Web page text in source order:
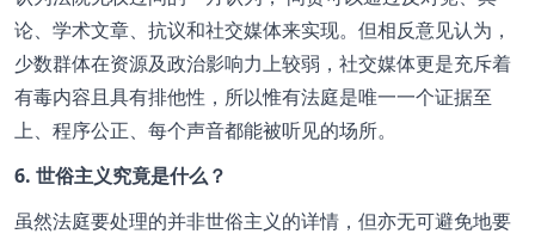
论、学术文章、抗议和社交媒体来实现。但相反意见认为，
少数群体在资源及政治影响力上较弱，社交媒体更是充斥着
有毒内容且具有排他性，所以惟有法庭是唯一一个证据至
上、程序公正、每个声音都能被听见的场所。
6. 世俗主义究竟是什么？
虽然法庭要处理的并非世俗主义的详情，但亦无可避免地要